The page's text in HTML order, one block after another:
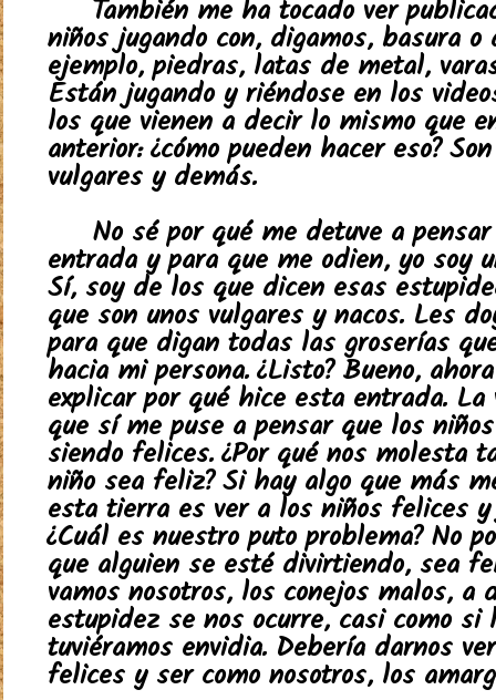
También me ha tocado ver
niños jugando con, digamos, basura o
ejemplo, piedras, latas de metal,
Están jugando y riéndose en los
los que vienen a decir lo mismo que
anterior: ¿cómo pueden hacer eso?
vulgares y demás.
No sé por qué me detuve a
entrada y para que me odien, yo soy
Sí, soy de los que dicen esas
que son unos vulgares y nacos. Les
para que digan todas las groserías
hacia mi persona. ¿Listo? Bueno,
explicar por qué hice esta entrada. La
que sí me puse a pensar que los
siendo felices. ¿Por qué nos molesta
niño sea feliz? Si hay algo que más
esta tierra es ver a los niños felices y
¿Cuál es nuestro puto problema? No
que alguien se esté divirtiendo, sea
vamos nosotros, los conejos malos, a
estupidez se nos ocurre, casi como si
tuviéramos envidia. Debería darnos
felices y ser como nosotros, los